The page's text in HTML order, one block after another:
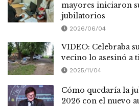
mayores iniciaron
jubilatorios
2026/06/04
VIDEO: Celebraba
vecino lo asesinó a
2025/11/04
Cómo quedaría la
2026 con el nuevo